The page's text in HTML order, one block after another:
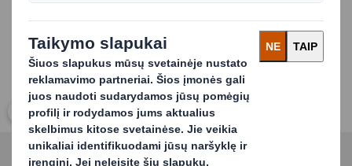
Spustelkite norėdami išplėsti vaizdą